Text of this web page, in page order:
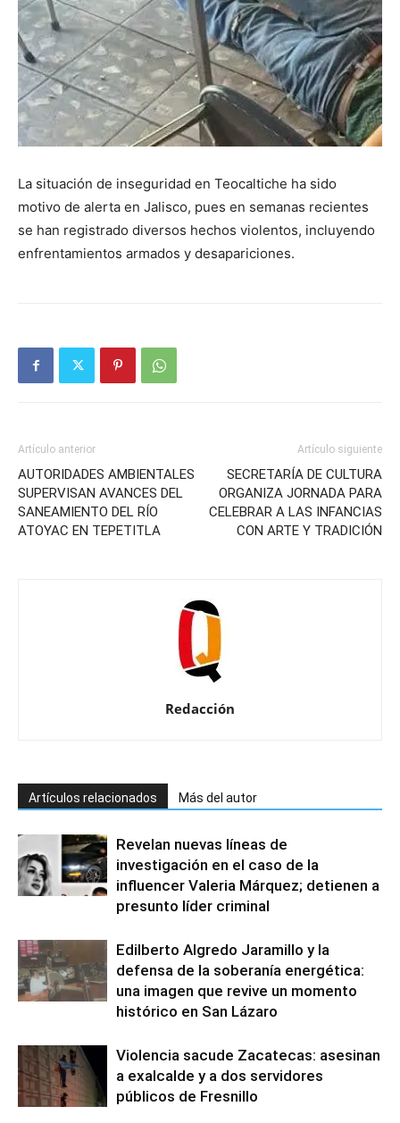
La situación de inseguridad en Teocaltiche ha sido
motivo de alerta en Jalisco, pues en semanas recientes
se han registrado diversos hechos violentos, incluyendo
enfrentamientos armados y desapariciones.
Artículo anterior
AUTORIDADES AMBIENTALES
SUPERVISAN AVANCES DEL
SANEAMIENTO DEL RÍO
ATOYAC EN TEPETITLA
Artículo siguiente
SECRETARÍA DE CULTURA
ORGANIZA JORNADA PARA
CELEBRAR A LAS INFANCIAS
CON ARTE Y TRADICIÓN
Redacción
Artículos relacionados Más del autor
Revelan nuevas líneas de
investigación en el caso de la
influencer Valeria Márquez; detienen a
presunto líder criminal
Edilberto Algredo Jaramillo y la
defensa de la soberanía energética:
una imagen que revive un momento
histórico en San Lázaro
Violencia sacude Zacatecas: asesinan
a exalcalde y a dos servidores
públicos de Fresnillo